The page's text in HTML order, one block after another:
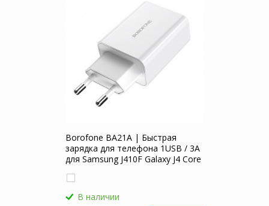
Borofone BA21A | Быстрая
зарядка для телефона 1USB / 3A
для Samsung J410F Galaxy J4 Core
В наличии